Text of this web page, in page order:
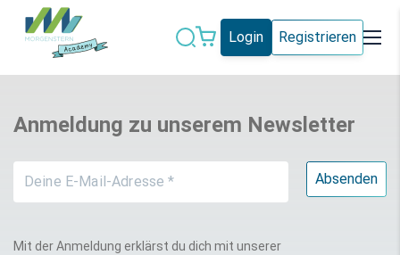
Login Registrieren
Künstliche
Microsoft 365
Schweiz Social Media
Anmeldung zu unserem Newsletter
Mit der Anmeldung erklärst du dich mit unserer